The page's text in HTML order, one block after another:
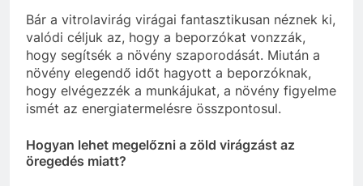
Bár a vitrolavirág virágai fantasztikusan néznek ki,
valódi céljuk az, hogy a beporzókat vonzzák,
hogy segítsék a növény szaporodását. Miután a
növény elegendő időt hagyott a beporzóknak,
hogy elvégezzék a munkájukat, a növény figyelme
ismét az energiatermelésre összpontosul.
Hogyan lehet megelőzni a zöld virágzást az
öregedés miatt?